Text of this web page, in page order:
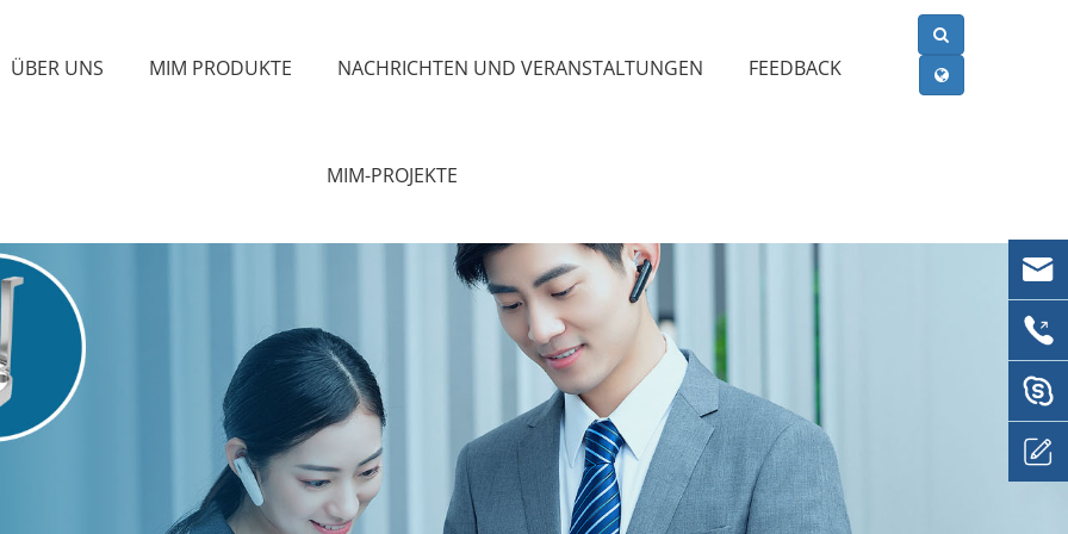
ÜBER UNS MIM PRODUKTE NACHRICHTEN UND VERANSTALTUNGEN FEEDBACK
MIM-PROJEKTE